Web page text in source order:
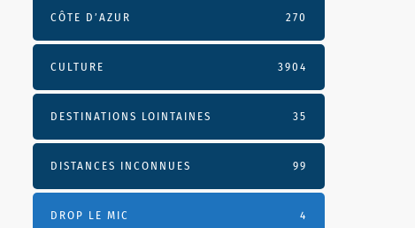
CÔTE D’AZUR 270
CULTURE 3904
DESTINATIONS LOINTAINES 35
DISTANCES INCONNUES 99
DROP LE MIC 4